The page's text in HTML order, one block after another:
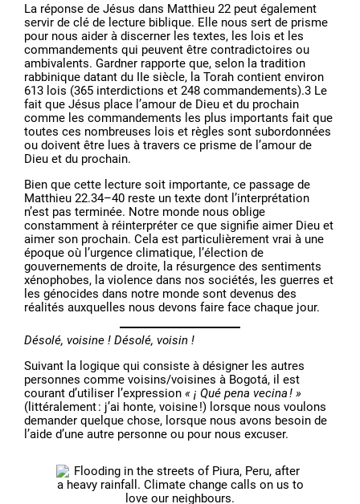
La réponse de Jésus dans Matthieu 22 peut également
servir de clé de lecture biblique. Elle nous sert de prisme
pour nous aider à discerner les textes, les lois et les
commandements qui peuvent être contradictoires ou
ambivalents. Gardner rapporte que, selon la tradition
rabbinique datant du IIe siècle, la Torah contient environ
613 lois (365 interdictions et 248 commandements).3 Le
fait que Jésus place l’amour de Dieu et du prochain
comme les commandements les plus importants fait que
toutes ces nombreuses lois et règles sont subordonnées
ou doivent être lues à travers ce prisme de l’amour de
Dieu et du prochain.
Bien que cette lecture soit importante, ce passage de
Matthieu 22.34–40 reste un texte dont l’interprétation
n’est pas terminée. Notre monde nous oblige
constamment à réinterpréter ce que signifie aimer Dieu et
aimer son prochain. Cela est particulièrement vrai à une
époque où l’urgence climatique, l’élection de
gouvernements de droite, la résurgence des sentiments
xénophobes, la violence dans nos sociétés, les guerres et
les génocides dans notre monde sont devenus des
réalités auxquelles nous devons faire face chaque jour.
Désolé, voisine ! Désolé, voisin !
Suivant la logique qui consiste à désigner les autres
personnes comme voisins/voisines à Bogotá, il est
courant d’utiliser l’expression« ¡ Qué pena vecina ! »
(littéralement : j’ai honte, voisine !) lorsque nous voulons
demander quelque chose, lorsque nous avons besoin de
l’aide d’une autre personne ou pour nous excuser.